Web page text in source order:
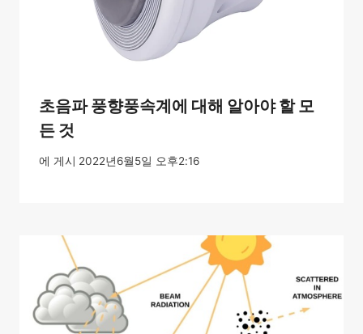
초음파 풍향풍속계에 대해 알아야 할 모
든 것
에 게시 2022년6월5일 오후2:16